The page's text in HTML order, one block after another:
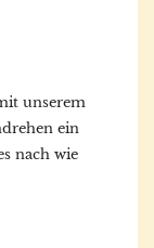
unserem
ein
nach wie